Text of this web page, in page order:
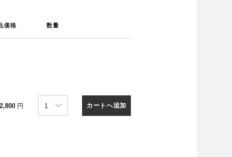
価格 数量
円 カートへ追加